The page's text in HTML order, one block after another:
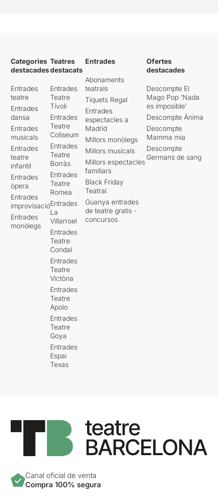
Categories
destacades
Entrades
teatre
Entrades
dansa
Entrades
musicals
Entrades
teatre
infantil
Entrades
òpera
Entrades
improvisació
Entrades
monòlegs
Teatres
destacats
Entrades
Teatre
Tívoli
Entrades
Teatre
Coliseum
Entrades
Teatre
Borràs
Entrades
Teatre
Romea
Entrades
La
Villarroel
Entrades
Teatre
Condal
Entrades
Teatre
Victòria
Entrades
Teatre
Apolo
Entrades
Teatre
Goya
Entrades
Espai
Texas
Entrades
Abonaments
teatrals
Tiquets Regal
Entrades
espectacles a
Madrid
Millors monòlegs
Millors musicals
Millors espectacles
familiars
Black Friday
Teatral
Guanya entrades
de teatre gratis -
concursos
Ofertes
destacades
Descompte El
Mago Pop 'Nada
es imposible'
Descompte Ànima
Descompte
Mamma mia
Descompte
Germans de sang
Canal oficial de venta
Compra 100% segura